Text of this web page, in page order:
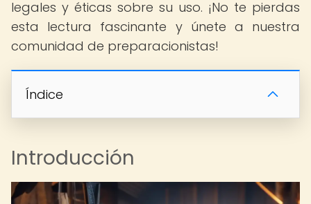
legales y éticas sobre su uso. ¡No te pierdas
esta lectura fascinante y únete a nuestra
comunidad de preparacionistas!
Índice
Introducción